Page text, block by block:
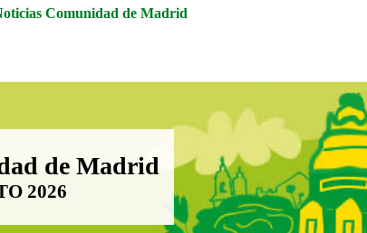
Comunidad de Madrid
de Madrid
de Madrid
2026